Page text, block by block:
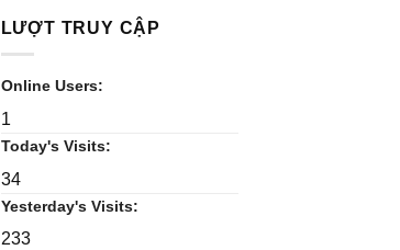
LƯỢT TRUY CẬP
Online Users:
1
Today's Visits:
34
Yesterday's Visits:
233